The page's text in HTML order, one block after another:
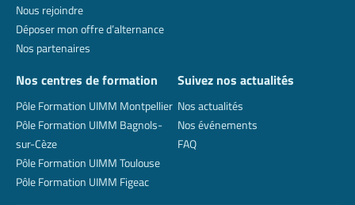
Nous rejoindre
Déposer mon offre d’alternance
Nos partenaires
Nos centres de formation
Pôle Formation UIMM Montpellier
Pôle Formation UIMM Bagnols-
sur-Cèze
Pôle Formation UIMM Toulouse
Pôle Formation UIMM Figeac
Suivez nos actualités
Nos actualités
Nos événements
FAQ